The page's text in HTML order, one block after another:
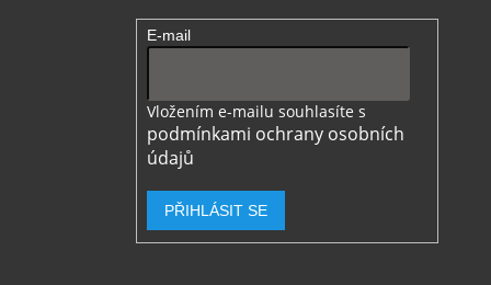
E-mail
Vložením e-mailu souhlasíte s
podmínkami ochrany osobních
údajů
PŘIHLÁSIT SE